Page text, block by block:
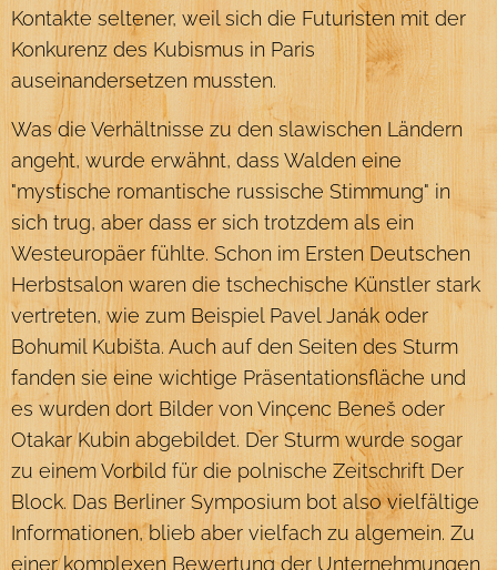
Kontakte seltener, weil sich die Futuristen mit der
Konkurenz des Kubismus in Paris
auseinandersetzen mussten.
Was die Verhältnisse zu den slawischen Ländern
angeht, wurde erwähnt, dass Walden eine
"mystische romantische russische Stimmung" in
sich trug, aber dass er sich trotzdem als ein
Westeuropäer fühlte. Schon im Ersten Deutschen
Herbstsalon waren die tschechische Künstler stark
vertreten, wie zum Beispiel Pavel Janák oder
Bohumil Kubišta. Auch auf den Seiten des Sturm
fanden sie eine wichtige Präsentationsfläche und
es wurden dort Bilder von Vincenc Beneš oder
Otakar Kubin abgebildet. Der Sturm wurde sogar
zu einem Vorbild für die polnische Zeitschrift Der
Block. Das Berliner Symposium bot also vielfältige
Informationen, blieb aber vielfach zu algemein. Zu
einer komplexen Bewertung der Unternehmungen